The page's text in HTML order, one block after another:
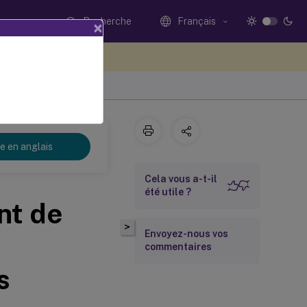
Recherche Français
en anglais
de
>
Cela vous a-t-il
été utile ?
Envoyez-nous vos
commentaires
×